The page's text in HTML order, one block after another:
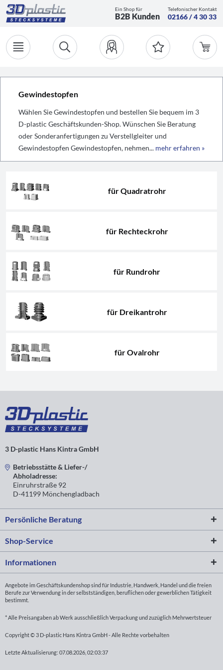
Ein Shop für
B2B Kunden
Telefonischer Kontakt
02166 / 4 30 33
Gewindestopfen
Wählen Sie Gewindestopfen und bestellen Sie bequem im 3
D-plastic Geschäftskunden-Shop. Wünschen Sie Beratung
oder Sonderanfertigungen zu Verstellgleiter und
Gewindestopfen Gewindestopfen, nehmen... mehr erfahren »
für Quadratrohr
für Rechteckrohr
für Rundrohr
für Dreikantrohr
für Ovalrohr
3 D-plastic Hans Kintra GmbH
Betriebsstätte & Liefer-/
Abholadresse:
Einruhrstraße 92
D-41199 Mönchengladbach
Persönliche Beratung
Shop-Service
Informationen
Angebote im Geschäftskundenshop sind für Industrie, Handwerk, Handel und die freien
Berufe zur Verwendung in der selbstständigen, beruflichen oder gewerblichen Tätigkeit
bestimmt.
* Alle Preisangaben ab Werk ausschließlich Verpackung und zuzüglich Mehrwertsteuer
Copyright © 3 D-plastic Hans Kintra GmbH - Alle Rechte vorbehalten
Letzte Aktualisierung: 07.08.2026, 02:03:37